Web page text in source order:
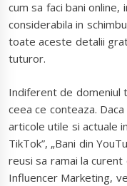
cum sa faci bani
considerabila in
toate aceste detalii
tuturor.
Indiferent de domeniul
ceea ce conteaza.
articole utile si actuale
TikTok”, „Bani din
reusi sa ramai la
Influencer Marketing,